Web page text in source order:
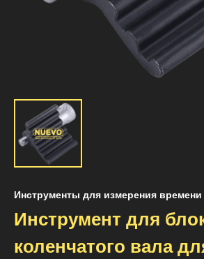
Инструменты для измерения времени
Инструмент для
коленчатого вала